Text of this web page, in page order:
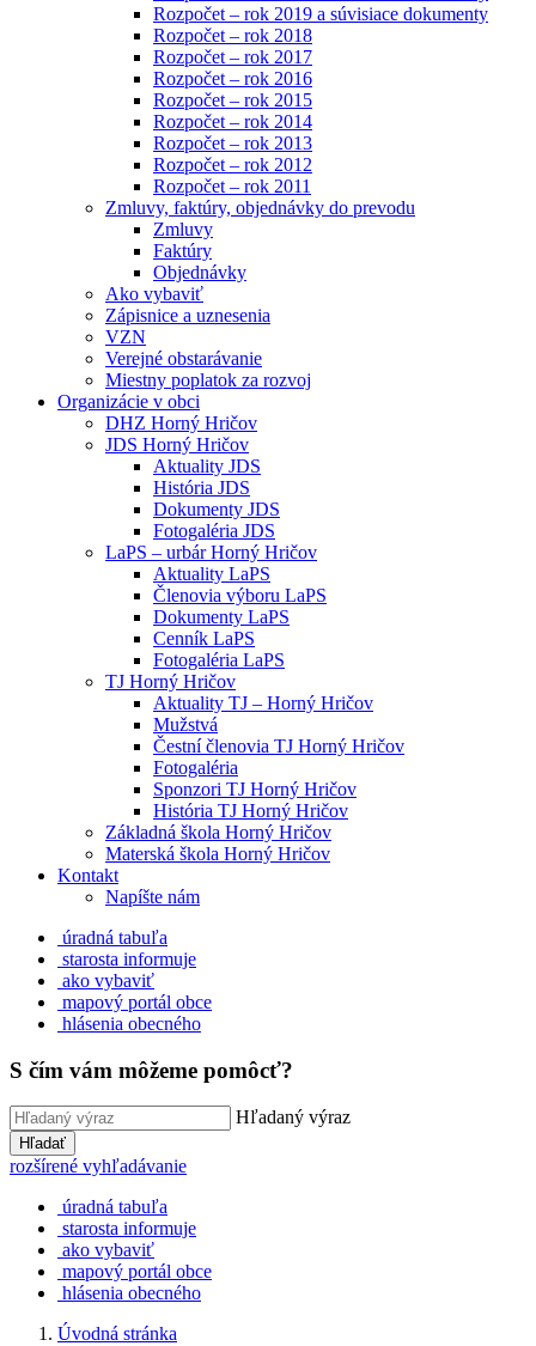
Rozpočet – rok 2019 a súvisiace dokumenty
Rozpočet – rok 2018
Rozpočet – rok 2017
Rozpočet – rok 2016
Rozpočet – rok 2015
Rozpočet – rok 2014
Rozpočet – rok 2013
Rozpočet – rok 2012
Rozpočet – rok 2011
Zmluvy, faktúry, objednávky do prevodu
Zmluvy
Faktúry
Objednávky
Ako vybaviť
Zápisnice a uznesenia
VZN
Verejné obstarávanie
Miestny poplatok za rozvoj
Organizácie v obci
DHZ Horný Hričov
JDS Horný Hričov
Aktuality JDS
História JDS
Dokumenty JDS
Fotogaléria JDS
LaPS – urbár Horný Hričov
Aktuality LaPS
Členovia výboru LaPS
Dokumenty LaPS
Cenník LaPS
Fotogaléria LaPS
TJ Horný Hričov
Aktuality TJ – Horný Hričov
Mužstvá
Čestní členovia TJ Horný Hričov
Fotogaléria
Sponzori TJ Horný Hričov
História TJ Horný Hričov
Základná škola Horný Hričov
Materská škola Horný Hričov
Kontakt
Napíšte nám
úradná tabuľa
starosta informuje
ako vybaviť
mapový portál obce
hlásenia obecného
S čím vám môžeme pomôcť?
Hľadaný výraz
Hľadať
rozšírené vyhľadávanie
úradná tabuľa
starosta informuje
ako vybaviť
mapový portál obce
hlásenia obecného
Úvodná stránka